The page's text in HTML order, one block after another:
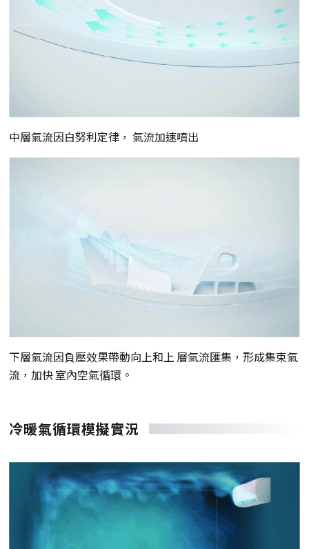
中層氣流因白努利定律， 氣流加速噴出
下層氣流因負壓效果帶動向上和上 層氣流匯集，形成集束氣
流，加快 室內空氣循環。
冷暖氣循環模擬實況